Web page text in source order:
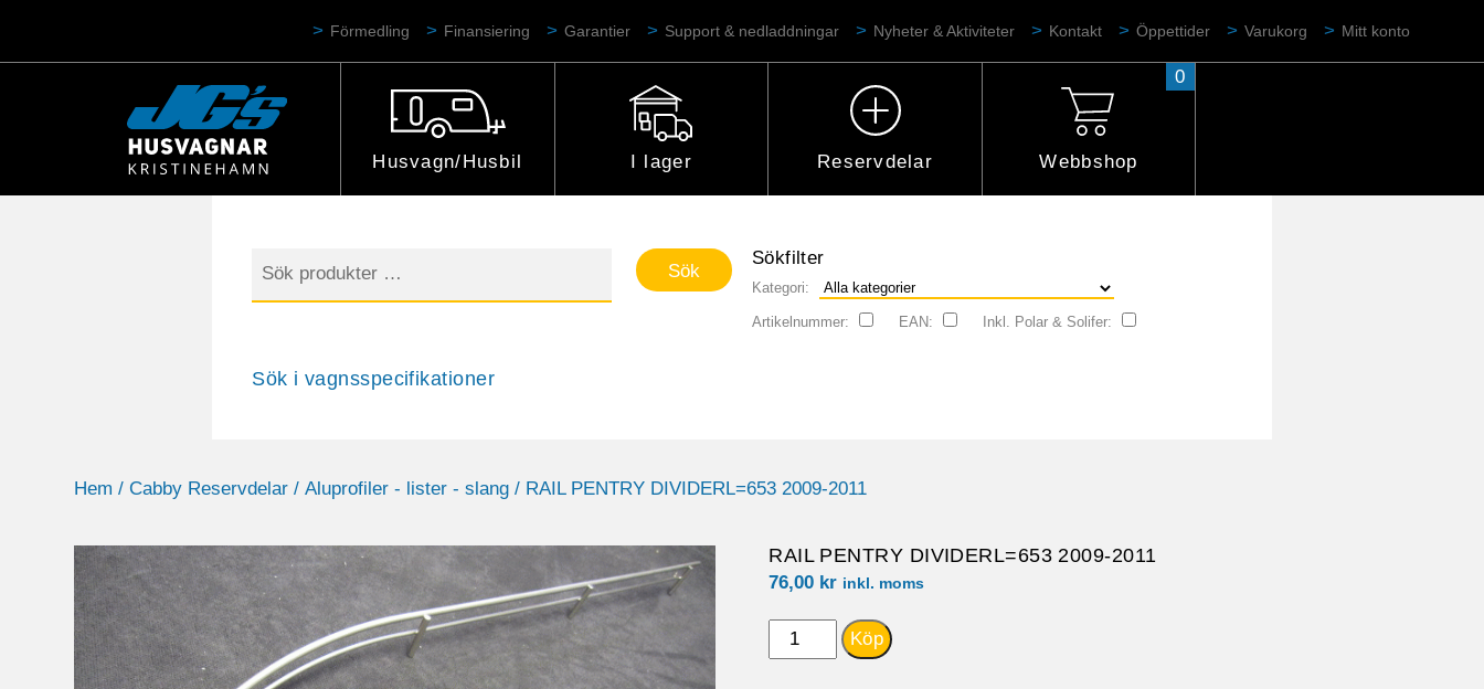
Förmedling Finansiering Garantier Support & nedladdningar Nyheter & Aktiviteter Kontakt Öppettider Varukorg Mitt konto
Husvagn/Husbil I lager Reservdelar Webbshop
0
efter:
Sökfilter
Kategori:
Artikelnummer: EAN: Inkl. Polar & Solifer:
Sök i vagnsspecifikationer
Hem / Cabby Reservdelar / Aluprofiler - lister - slang / RAIL PENTRY DIVIDERL=653 2009-2011
RAIL PENTRY DIVIDERL=653 2009-2011
76,00 kr inkl. moms
RAIL
Köp